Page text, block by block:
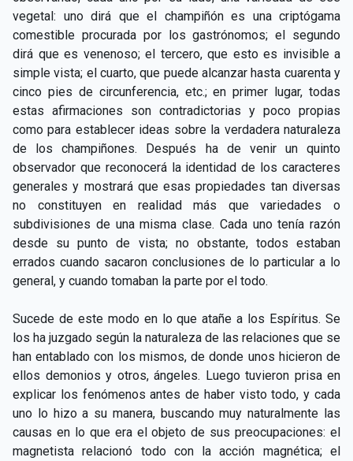
vegetal: uno dirá que el champiñón es una criptógama
comestible procurada por los gastrónomos; el segundo
dirá que es venenoso; el tercero, que esto es invisible a
simple vista; el cuarto, que puede alcanzar hasta cuarenta y
cinco pies de circunferencia, etc.; en primer lugar, todas
estas afirmaciones son contradictorias y poco propias
como para establecer ideas sobre la verdadera naturaleza
de los champiñones. Después ha de venir un quinto
observador que reconocerá la identidad de los caracteres
generales y mostrará que esas propiedades tan diversas
no constituyen en realidad más que variedades o
subdivisiones de una misma clase. Cada uno tenía razón
desde su punto de vista; no obstante, todos estaban
errados cuando sacaron conclusiones de lo particular a lo
general, y cuando tomaban la parte por el todo.
Sucede de este modo en lo que atañe a los Espíritus. Se
los ha juzgado según la naturaleza de las relaciones que se
han entablado con los mismos, de donde unos hicieron de
ellos demonios y otros, ángeles. Luego tuvieron prisa en
explicar los fenómenos antes de haber visto todo, y cada
uno lo hizo a su manera, buscando muy naturalmente las
causas en lo que era el objeto de sus preocupaciones: el
magnetista relacionó todo con la acción magnética; el